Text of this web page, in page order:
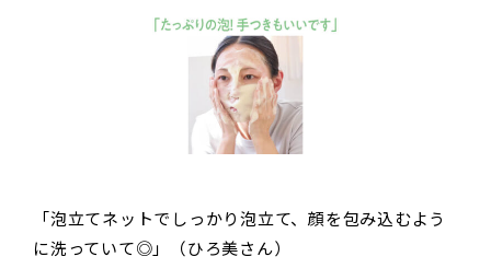
「泡立てネットでしっかり泡立て、顔を包み込むよう
に洗っていて◎」（ひろ美さん）